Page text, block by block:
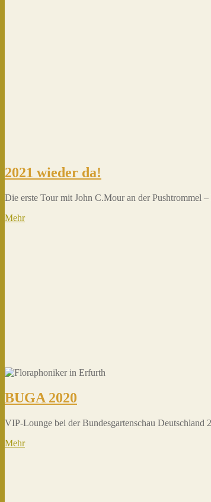
2021 wieder da!
Die erste Tour mit John C.Mour an der
Mehr
BUGA 2020
VIP-Lounge bei der Bundesgartenschau Deutschland
Mehr